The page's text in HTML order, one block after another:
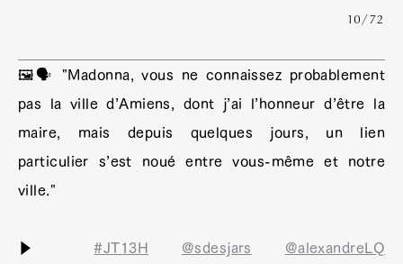
10/72
🖼🗣 "Madonna, vous ne connaissez probablement
pas la ville d’Amiens, dont j’ai l’honneur d’être la
maire, mais depuis quelques jours, un lien
particulier s’est noué entre vous-même et notre
ville."
▶️#JT13H @sdesjars
@alexandreLQ